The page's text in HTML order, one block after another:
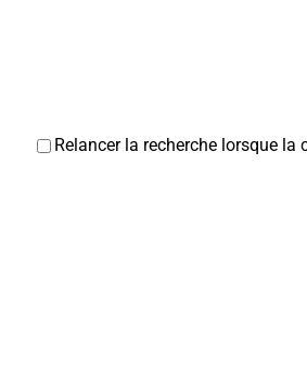
Relancer la recherche lorsque la